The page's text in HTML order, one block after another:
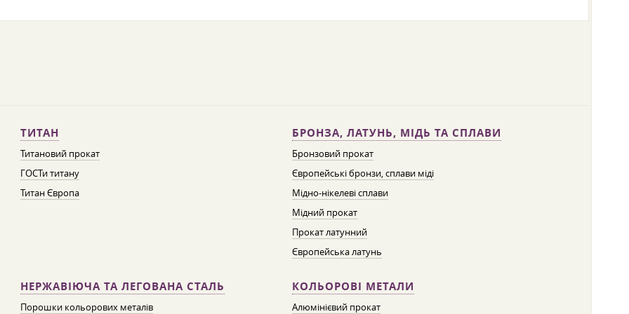
ТИТАН
Титановий прокат
ГОСТи титану
Титан Європа
БРОНЗА, ЛАТУНЬ, МІДЬ ТА СПЛАВИ
Бронзовий прокат
Європейські бронзи, сплави міді
Мідно-нікелеві сплави
Мідний прокат
Прокат латунний
Європейська латунь
НЕРЖАВІЮЧА ТА ЛЕГОВАНА СТАЛЬ
Порошки кольорових металів
КОЛЬОРОВІ МЕТАЛИ
Алюмінієвий прокат